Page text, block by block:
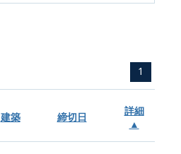
1
建築 締切日
詳細
▲